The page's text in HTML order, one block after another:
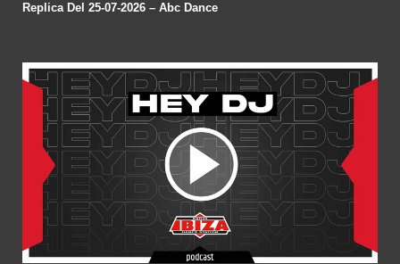
Replica Del 25-07-2026 – Abc Dance